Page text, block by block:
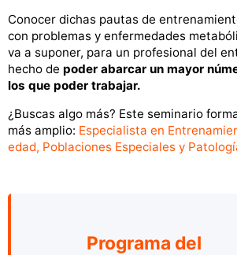
Conocer dichas pautas de
con problemas y enfermedades
va a suponer, para un profesional del
hecho de poder abarcar un mayor
los que poder trabajar.
¿Buscas algo más? Este seminario
más amplio: Especialista en
edad, Poblaciones Especiales y
Programa del